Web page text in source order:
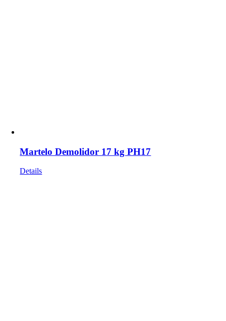
Martelo Demolidor 17 kg PH17
Details